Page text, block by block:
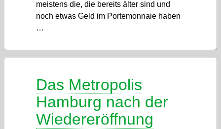
meistens die, die bereits älter sind und
noch etwas Geld im Portemonnaie haben
…
Das Metropolis
Hamburg nach der
Wiedereröffnung